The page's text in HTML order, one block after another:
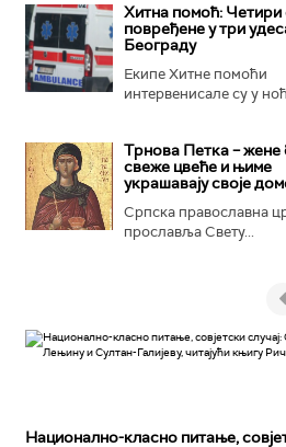
Хитна помоћ: Четири
повређене у три
Београду
Екипе Хитне помоћи
интервенисале су у
Трнова Петка – жене
свеже цвеће и њиме
украшавају своје
Српска православна
прославља Свету...
Национално-класнo питање,